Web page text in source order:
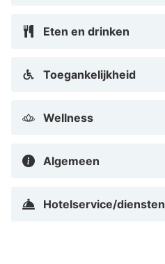
Eten en drinken
Toegankelijkheid
Wellness
Algemeen
Hotelservice/diensten